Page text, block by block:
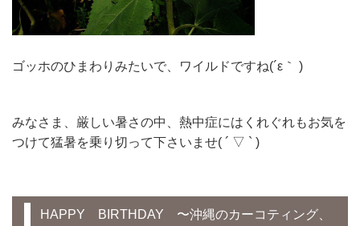
ゴッホのひまわりみたいで、ワイルドですね(´ε｀ )
みなさま、厳しい暑さの中、熱中症にはくれぐれもお気を
つけて猛暑を乗り切って下さいませ( ´ ▽ ` )
HAPPY BIRTHDAY 〜沖縄のカーコティング、